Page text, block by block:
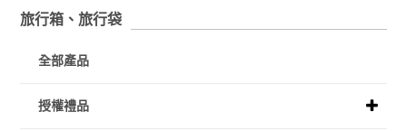
旅行箱、旅行袋
全部產品
授權禮品